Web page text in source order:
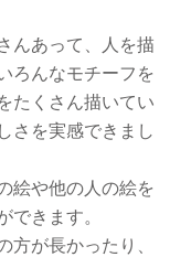
んあって、人を描
ろんなモチーフを
たくさん描いてい
さを実感できまし
絵や他の人の絵を
できます。
方が長かったり、